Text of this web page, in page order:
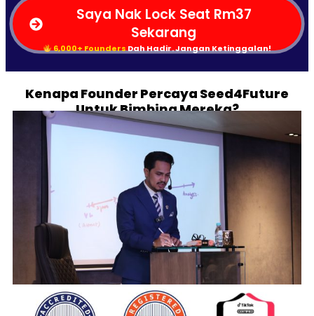
Saya Nak Lock Seat Rm37
Sekarang
6,000+ FoundersDah Hadir. Jangan Ketinggalan!
Kenapa Founder Percaya Seed4Future
Untuk Bimbing Mereka?